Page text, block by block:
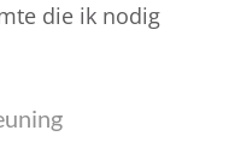
die ik nodig